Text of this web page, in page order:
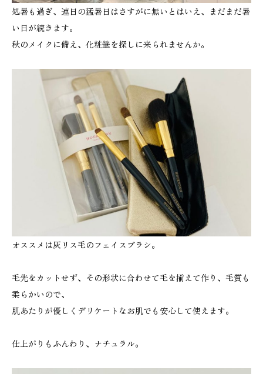
処暑も過ぎ、連日の猛暑日はさすがに無いとはいえ、まだまだ暑
い日が続きます。
秋のメイクに備え、化粧筆を探しに来られませんか。
オススメは灰リス毛のフェイスブラシ。
毛先をカットせず、その形状に合わせて毛を揃えて作り、毛質も
柔らかいので、
肌あたりが優しくデリケートなお肌でも安心して使えます。
仕上がりもふんわり、ナチュラル。